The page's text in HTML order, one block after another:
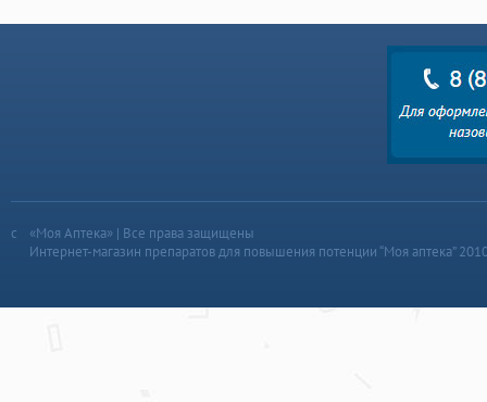
«Моя Аптека» | Все права защищены
Интернет-магазин препаратов для повышения потенции “Моя аптека”